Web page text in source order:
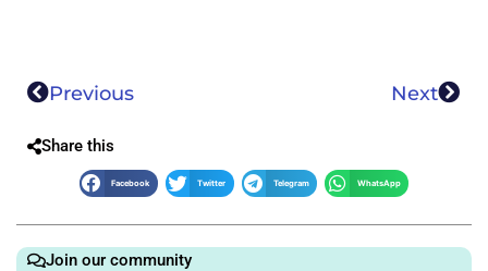
Previous Next
Share this
Facebook Twitter Telegram WhatsApp
Join our community